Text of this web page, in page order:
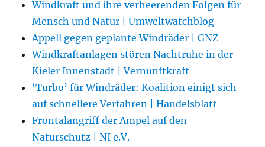
Windkraft und ihre verheerenden Folgen für
Mensch und Natur | Umweltwatchblog
Appell gegen geplante Windräder | GNZ
Windkraftanlagen stören Nachtruhe in der
Kieler Innenstadt | Vernunftkraft
‘Turbo’ für Windräder: Koalition einigt sich
auf schnellere Verfahren | Handelsblatt
Frontalangriff der Ampel auf den
Naturschutz | NI e.V.